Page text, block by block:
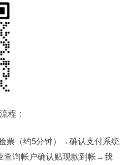
程：
票（约5分钟）→确认支付系统
查询帐户确认贴现款到帐→我